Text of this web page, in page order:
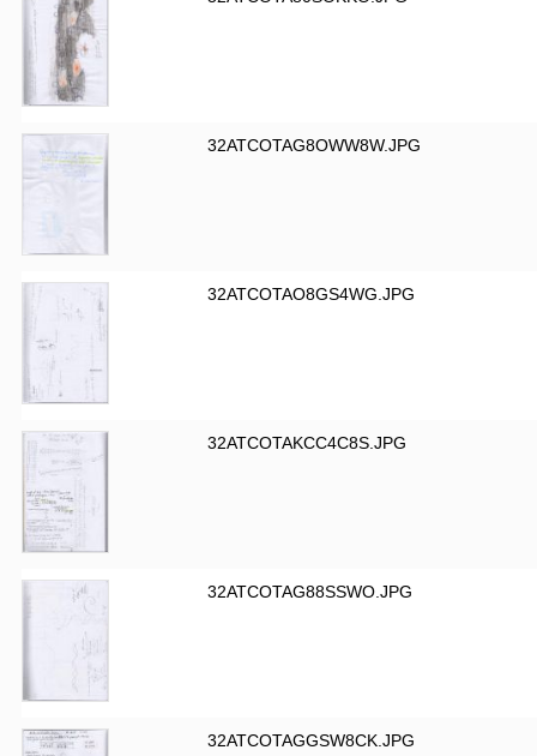
32ATCOTAG8OWW8W.JPG
32ATCOTAO8GS4WG.JPG
32ATCOTAKCC4C8S.JPG
32ATCOTAG88SSWO.JPG
32ATCOTAGGSW8CK.JPG